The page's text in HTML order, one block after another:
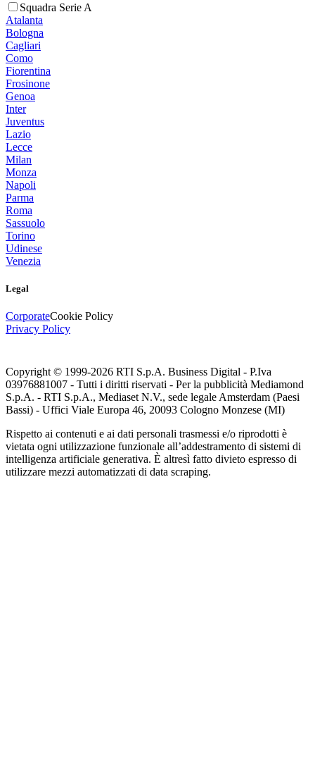
Squadra Serie A
Atalanta
Bologna
Cagliari
Como
Fiorentina
Frosinone
Genoa
Inter
Juventus
Lazio
Lecce
Milan
Monza
Napoli
Parma
Roma
Sassuolo
Torino
Udinese
Venezia
Legal
CorporateCookie Policy
Privacy Policy
Copyright © 1999-2026 RTI S.p.A. Business Digital - P.Iva
03976881007 - Tutti i diritti riservati - Per la pubblicità Mediamond
S.p.A. - RTI S.p.A., Mediaset N.V., sede legale Amsterdam (Paesi
Bassi) - Uffici Viale Europa 46, 20093 Cologno Monzese (MI)
Rispetto ai contenuti e ai dati personali trasmessi e/o riprodotti è
vietata ogni utilizzazione funzionale all’addestramento di sistemi di
intelligenza artificiale generativa. È altresì fatto divieto espresso di
utilizzare mezzi automatizzati di data scraping.